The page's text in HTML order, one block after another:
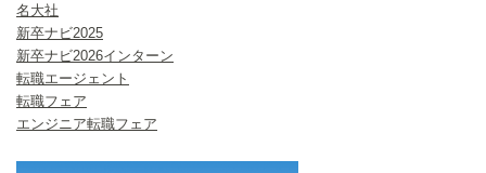
名大社
新卒ナビ2025
新卒ナビ2026インターン
転職エージェント
転職フェア
エンジニア転職フェア